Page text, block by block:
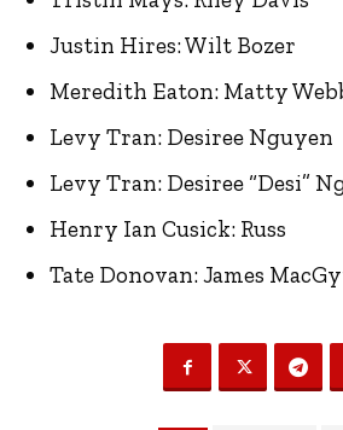
Justin Hires: Wilt Bozer
Meredith Eaton: Matty
Levy Tran: Desiree Nguyen
Levy Tran: Desiree “Desi”
Henry Ian Cusick: Russ
Tate Donovan: James